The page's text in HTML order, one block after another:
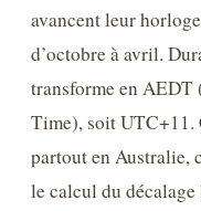
avancent leur
d’octobre à avril.
transforme en
Time), soit UTC+11.
partout en Australie,
le calcul du